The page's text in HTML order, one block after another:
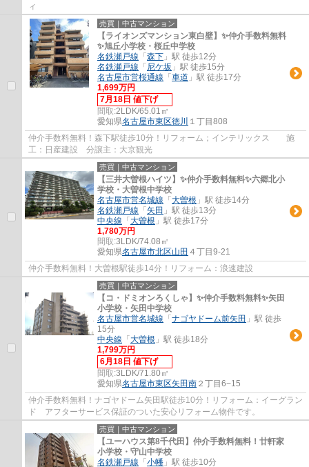
ィ
売買｜中古マンション
【ライオンズマンション東白壁】✨️仲介手数料無料
✨️旭丘小学校・桜丘中学校
名鉄瀬戸線 「 森下 」駅 徒歩12分
名鉄瀬戸線 「 尼ケ坂 」駅 徒歩15分
名古屋市営桜通線 「 車道 」駅 徒歩17分
1,699万円
7月18日 値下げ
間取:2LDK/65.01㎡
愛知県名古屋市東区徳川 １丁目808
仲介手数料無料！森下駅徒歩10分！リフォーム；インテリックス 施
工：日産建設 分譲主：大京観光
売買｜中古マンション
【三井大曽根ハイツ】✨️仲介手数料無料✨️六郷北小
学校・大曽根中学校
名古屋市営名城線 「 大曽根 」駅 徒歩14分
名鉄瀬戸線 「 矢田 」駅 徒歩13分
中央線 「 大曽根 」駅 徒歩17分
1,780万円
間取:3LDK/74.08㎡
愛知県名古屋市北区山田 ４丁目9-21
仲介手数料無料！大曽根駅徒歩14分！リフォーム：浪速建設
売買｜中古マンション
【コ・ドミオンろくしゃ】✨️仲介手数料無料✨️矢田
小学校・矢田中学校
名古屋市営名城線 「 ナゴヤドーム前矢田 」駅 徒歩
15分
中央線 「 大曽根 」駅 徒歩18分
1,799万円
6月18日 値下げ
間取:3LDK/71.80㎡
愛知県名古屋市東区矢田南 ２丁目6−15
仲介手数料無料！ナゴヤドーム矢田駅徒歩10分！リフォーム：イーグラン
ド アフターサービス保証のついた安心リフォーム物件です。
売買｜中古マンション
【ユーハウス第8千代田】仲介手数料無料！廿軒家
小学校・守山中学校
名鉄瀬戸線 「 小幡 」駅 徒歩10分